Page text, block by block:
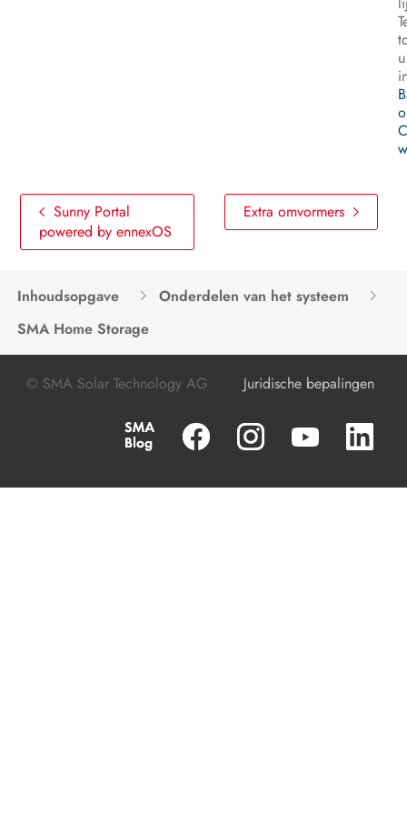
Sunny Portal
powered by ennexOS
Extra omvormers
Inhoudsopgave
Onderdelen van het systeem
SMA Home Storage
© SMA Solar Technology AG Juridische bepalingen